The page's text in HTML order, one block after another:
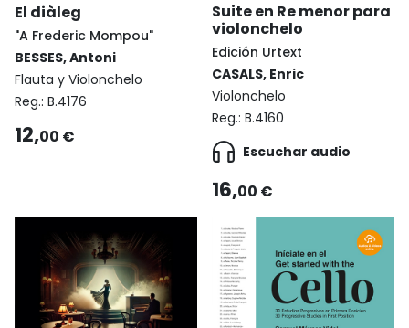
El diàleg
"A Frederic Mompou"
BESSES, Antoni
Flauta y Violonchelo
Reg.: B.4176
12,00 €
Suite en Re menor para
violonchelo
Edición Urtext
CASALS, Enric
Violonchelo
Reg.: B.4160
Escuchar audio
16,00 €